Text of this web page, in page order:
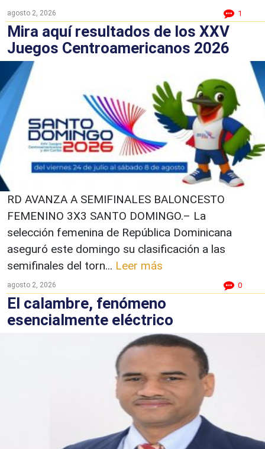
agosto 2, 2026 1
Mira aquí resultados de los XXV
Juegos Centroamericanos 2026
RD AVANZA A SEMIFINALES BALONCESTO
FEMENINO 3X3 SANTO DOMINGO.– La
selección femenina de República Dominicana
aseguró este domingo su clasificación a las
semifinales del torn... Leer más
agosto 2, 2026 0
El calambre, fenómeno
esencialmente eléctrico